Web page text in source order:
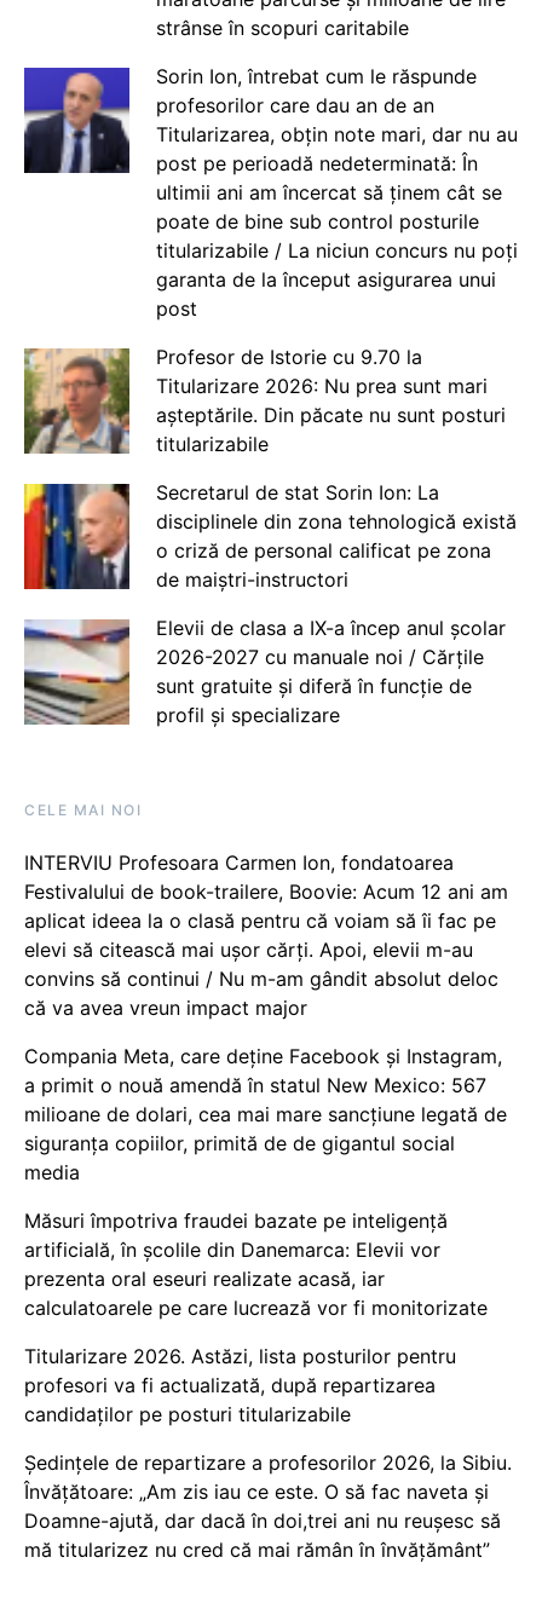
strânse în scopuri caritabile
Sorin Ion, întrebat cum le răspunde
profesorilor care dau an de an
Titularizarea, obțin note mari, dar nu au
post pe perioadă nedeterminată: În
ultimii ani am încercat să ținem cât se
poate de bine sub control posturile
titularizabile / La niciun concurs nu poți
garanta de la început asigurarea unui
post
Profesor de Istorie cu 9.70 la
Titularizare 2026: Nu prea sunt mari
așteptările. Din păcate nu sunt posturi
titularizabile
Secretarul de stat Sorin Ion: La
disciplinele din zona tehnologică există
o criză de personal calificat pe zona
de maiștri-instructori
Elevii de clasa a IX-a încep anul școlar
2026-2027 cu manuale noi / Cărțile
sunt gratuite și diferă în funcție de
profil și specializare
CELE MAI NOI
INTERVIU Profesoara Carmen Ion, fondatoarea
Festivalului de book-trailere, Boovie: Acum 12 ani am
aplicat ideea la o clasă pentru că voiam să îi fac pe
elevi să citească mai ușor cărți. Apoi, elevii m-au
convins să continui / Nu m-am gândit absolut deloc
că va avea vreun impact major
Compania Meta, care deține Facebook și Instagram,
a primit o nouă amendă în statul New Mexico: 567
milioane de dolari, cea mai mare sancțiune legată de
siguranța copiilor, primită de de gigantul social
media
Măsuri împotriva fraudei bazate pe inteligență
artificială, în școlile din Danemarca: Elevii vor
prezenta oral eseuri realizate acasă, iar
calculatoarele pe care lucrează vor fi monitorizate
Titularizare 2026. Astăzi, lista posturilor pentru
profesori va fi actualizată, după repartizarea
candidaților pe posturi titularizabile
Ședințele de repartizare a profesorilor 2026, la Sibiu.
Învățătoare: „Am zis iau ce este. O să fac naveta și
Doamne-ajută, dar dacă în doi,trei ani nu reușesc să
mă titularizez nu cred că mai rămân în învățământ”